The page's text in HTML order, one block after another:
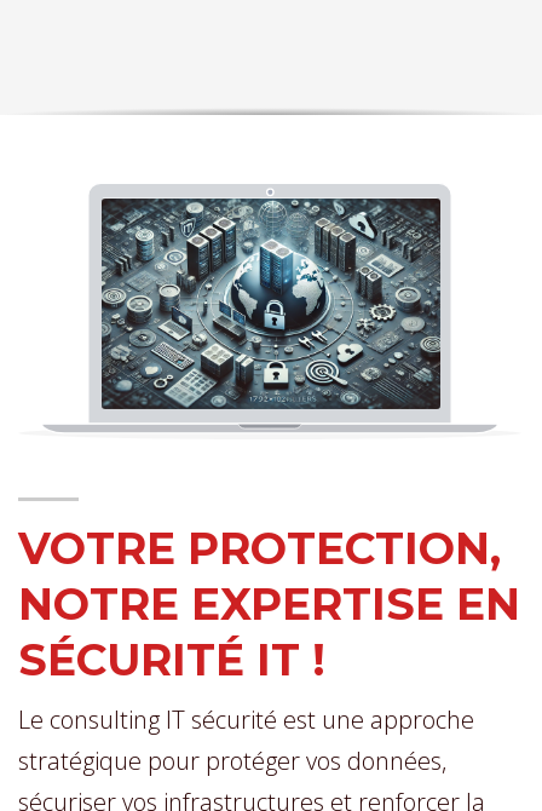
VOTRE PROTECTION,
NOTRE EXPERTISE EN
SÉCURITÉ IT !
Le consulting IT sécurité est une approche
stratégique pour protéger vos données,
sécuriser vos infrastructures et renforcer la